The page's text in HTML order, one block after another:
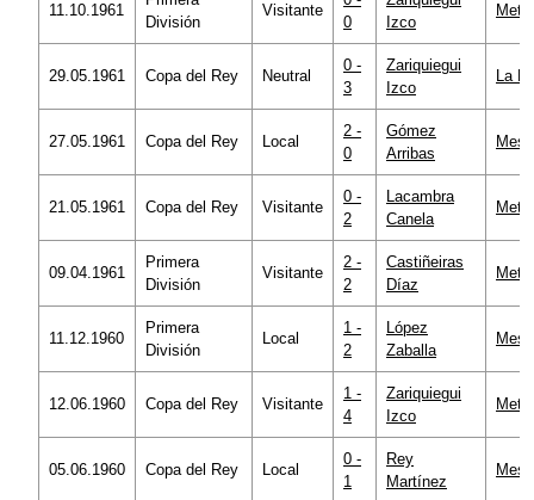
11.10.1961
División
Visitante
0
Izco
29.05.1961 Copa del Rey Neutral
0 -
3
Zariquiegui
Izco
La
27.05.1961 Copa del Rey Local
2 -
0
Gómez
Arribas
21.05.1961 Copa del Rey Visitante
0 -
2
Lacambra
Canela
09.04.1961
Primera
División
Visitante
2 -
2
Castiñeiras
Díaz
11.12.1960
Primera
División
Local
1 -
2
López
Zaballa
12.06.1960 Copa del Rey Visitante
1 -
4
Zariquiegui
Izco
05.06.1960 Copa del Rey Local
0 -
1
Rey
Martínez